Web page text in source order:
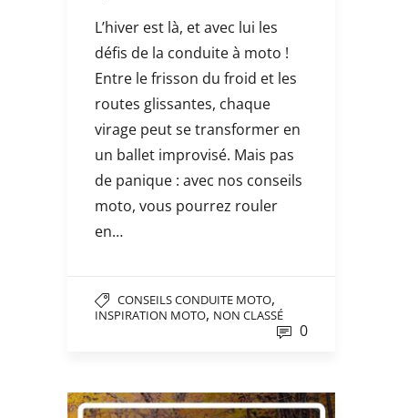
L’hiver est là, et avec lui les
défis de la conduite à moto !
Entre le frisson du froid et les
routes glissantes, chaque
virage peut se transformer en
un ballet improvisé. Mais pas
de panique : avec nos conseils
moto, vous pourrez rouler
en…
CONSEILS CONDUITE MOTO,
INSPIRATION MOTO, NON CLASSÉ
0